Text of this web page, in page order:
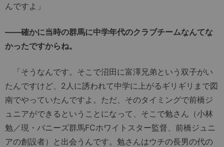
んですよ」
――確かに当時の群馬に中学年代のクラブチームなんてな
かったですからね。
「そうなんです。そこで沼田に富澤兄弟という双子がい
たんですけど、2人に誘われて中学に上がるギリギリまで図
南でやっていたんですよ。ただ、そのタイミングで前橋ジ
ュニアができるということになって、そこで勉さん（小林
勉／現・バニーズ群馬FCホワイトスター監督、前橋ジュニ
アの創設者）と出会うんです。勉さんはウチの長男の代の